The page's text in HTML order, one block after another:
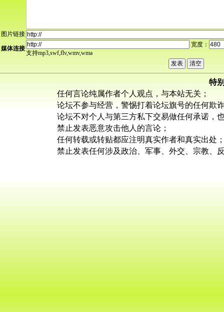
图片链接
媒体连接
宽度：
支持mp3,swf,flv,wmv,wma
特
任何言论纯属作者个人观点，与本站无关；
论坛不参与经营，警惕打着论坛旗号的任何欺
论坛不对个人与第三方私下交易做任何承诺，
禁止发表恶意攻击他人的言论；
任何转载或转贴都应注明真实作者和真实出处
禁止发表任何涉及政治、军事、外交、宗教、